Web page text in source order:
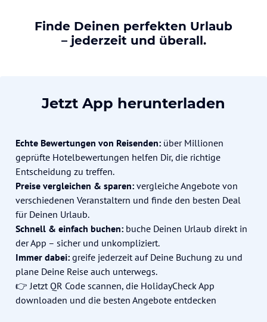
Finde Deinen perfekten Urlaub
– jederzeit und überall.
Jetzt App herunterladen
Echte Bewertungen von Reisenden: über Millionen
geprüfte Hotelbewertungen helfen Dir, die richtige
Entscheidung zu treffen.
Preise vergleichen & sparen: vergleiche Angebote von
verschiedenen Veranstaltern und finde den besten Deal
für Deinen Urlaub.
Schnell & einfach buchen: buche Deinen Urlaub direkt in
der App – sicher und unkompliziert.
Immer dabei: greife jederzeit auf Deine Buchung zu und
plane Deine Reise auch unterwegs.
👉 Jetzt QR Code scannen, die HolidayCheck App
downloaden und die besten Angebote entdecken